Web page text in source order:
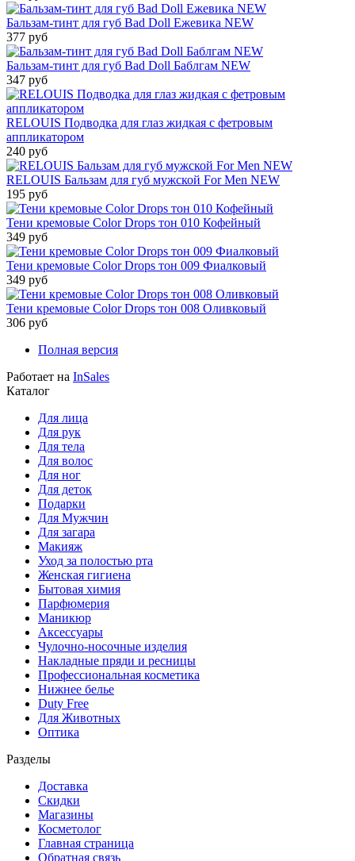
Бальзам-тинт для губ Bad Doll Ежевика NEW
377 руб
Бальзам-тинт для губ Bad Doll Баблгам NEW
347 руб
RELOUIS Подводка для глаз жидкая с фетровым
аппликатором
240 руб
RELOUIS Бальзам для губ мужской For Men NEW
195 руб
Тени кремовые Color Drops тон 010 Кофейный
349 руб
Тени кремовые Color Drops тон 009 Фиалковый
349 руб
Тени кремовые Color Drops тон 008 Оливковый
306 руб
Полная версия
Работает на InSales
Каталог
Для лица
Для рук
Для тела
Для волос
Для ног
Для деток
Подарки
Для Мужчин
Для загара
Макияж
Уход за полостью рта
Женская гигиена
Бытовая химия
Парфюмерия
Маникюр
Аксессуары
Чулочно-носочные изделия
Накладные пряди и ресницы
Профессиональная косметика
Нижнее белье
Duty Free
Для Животных
Оптика
Разделы
Доставка
Скидки
Магазины
Косметолог
Главная страница
Обратная связь